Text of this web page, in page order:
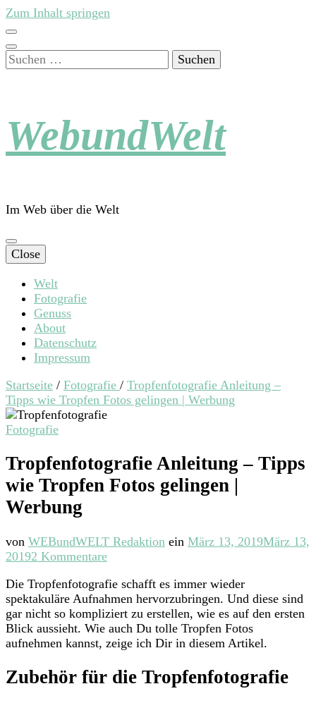
Zum Inhalt springen
Suchen
nach:
WebundWelt
Im Web über die Welt
Close
Welt
Fotografie
Genuss
About
Datenschutz
Impressum
Startseite / Fotografie / Tropfenfotografie Anleitung –
Tipps wie Tropfen Fotos gelingen | Werbung
Fotografie
Tropfenfotografie Anleitung – Tipps
wie Tropfen Fotos gelingen |
Werbung
von WEBundWELT Redaktion ein März 13, 2019März 13,
20192 Kommentarezu
Anleitung
–
Tipps
wie
Tropfen
gelingen
Die Tropfenfotografie schafft es immer wieder
spektakuläre Aufnahmen hervorzubringen. Und diese sind
gar nicht so kompliziert zu erstellen, wie es auf den ersten
Blick aussieht. Wie auch Du tolle Tropfen Fotos
aufnehmen kannst, zeige ich Dir in diesem Artikel.
Zubehör für die Tropfenfotografie